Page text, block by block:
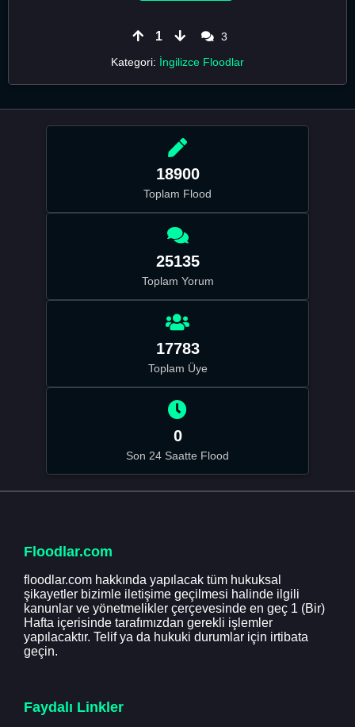
1
3
Kategori: İngilizce Floodlar
18900
Toplam Flood
25135
Toplam Yorum
17783
Toplam Üye
0
Son 24 Saatte Flood
Floodlar.com
floodlar.com hakkında yapılacak tüm hukuksal
şikayetler bizimle iletişime geçilmesi halinde ilgili
kanunlar ve yönetmelikler çerçevesinde en geç 1 (Bir)
Hafta içerisinde tarafımızdan gerekli işlemler
yapılacaktır. Telif ya da hukuki durumlar için irtibata
geçin.
Faydalı Linkler